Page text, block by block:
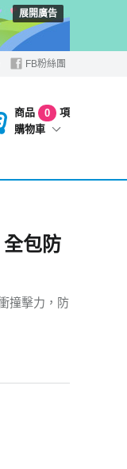
展開廣告
FB粉絲團
商品 0
項
購物車
包防
撞擊力，防